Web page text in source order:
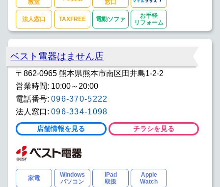
教室
窓口
法人窓口 TAXFREE 電動ソファ
お手軽
リフォーム
ベスト電器はません店
〒862-0965 熊本県熊本市南区田井島1-2-2
営業時間: 10:00～20:00
電話番号: 096-370-5222
法人窓口: 096-334-1098
店舗情報を見る チラシを見る
家電
Windows
パソコン
iPad
取扱
Apple
Watch